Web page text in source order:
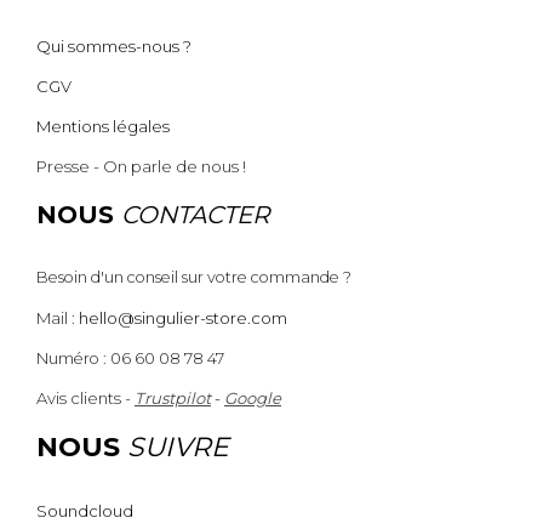
Qui sommes-nous ?
CGV
Mentions légales
Presse - On parle de nous !
NOUS CONTACTER
Besoin d'un conseil sur votre commande ?
Mail : hello@singulier-store.com
Numéro : 06 60 08 78 47
Avis clients - Trustpilot- Google
NOUS SUIVRE
Soundcloud